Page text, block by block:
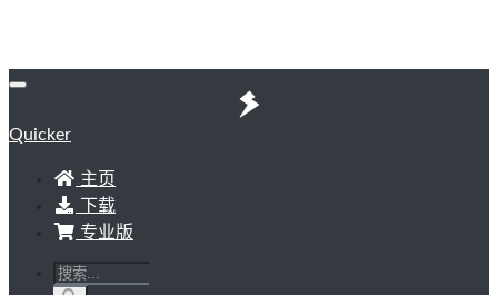
Quicker
主页
下载
专业版